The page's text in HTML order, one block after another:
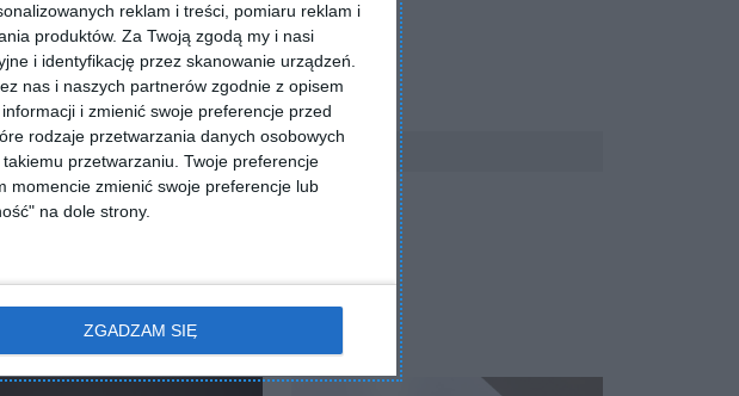
reklam i treści, pomiaru reklam i
produktów. Za Twoją zgodą my i nasi
i identyfikację przez skanowanie urządzeń.
nas i naszych partnerów zgodnie z opisem
i zmienić swoje preferencje przed
rodzaje przetwarzania danych osobowych
przetwarzaniu. Twoje preferencje
momencie zmienić swoje preferencje lub
na dole strony.
ZGADZAM SIĘ